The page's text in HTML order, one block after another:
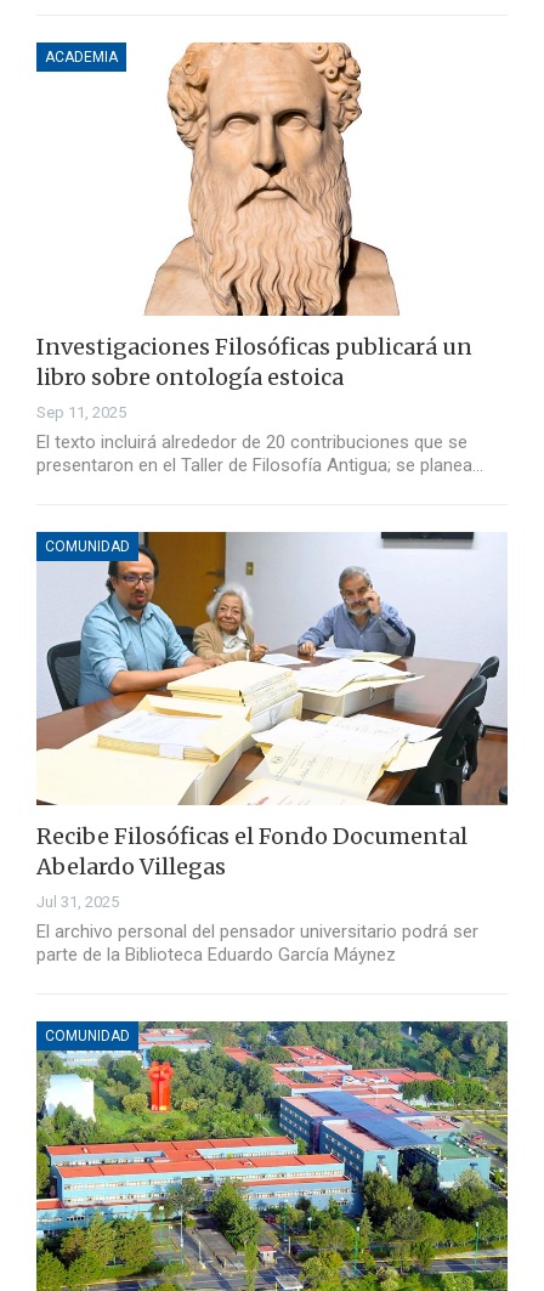
ACADEMIA
Investigaciones Filosóficas publicará un
libro sobre ontología estoica
Sep 11, 2025
El texto incluirá alrededor de 20 contribuciones que se
presentaron en el Taller de Filosofía Antigua; se planea…
COMUNIDAD
Recibe Filosóficas el Fondo Documental
Abelardo Villegas
Jul 31, 2025
El archivo personal del pensador universitario podrá ser
parte de la Biblioteca Eduardo García Máynez
COMUNIDAD